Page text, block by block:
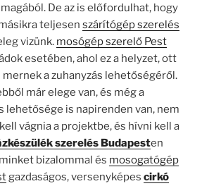
De az is előfordulhat, hogy
teljesen szárítógép szerelés
vizünk. mosógép szerelő Pest
esetében, ahol ez a helyzet, ott
a zuhanyzás lehetőségéről.
már elege van, és még a
is napirenden van, nem
vágnia a projektbe, és hívni kell a
szerelés Budapesten
bizalommal és mosogatógép
gazdaságos, versenyképes cirkó